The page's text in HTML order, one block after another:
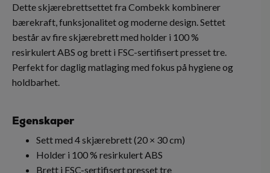
Dette skjærebrettsettet fra Combekk kombinerer
bærekraft, funksjonalitet og moderne design. Settet
består av fire skjærebrett med holder i 100 %
resirkulert ABS og brett i FSC-sertifisert presset tre.
Perfekt for daglig matlaging med fokus på hygiene og
holdbarhet.
Egenskaper
Sett med 4 skjærebrett (20 × 30 cm)
Holder i 100 % resirkulert ABS
Brett i FSC-sertifisert presset tre